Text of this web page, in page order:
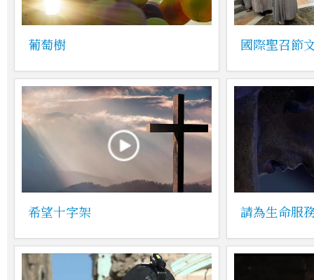
葡萄樹 國際聖召節
希望十字架 請為生命服